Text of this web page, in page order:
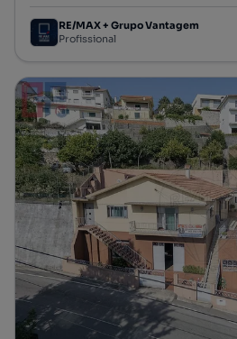
RE/MAX + Grupo Vantagem
Profissional